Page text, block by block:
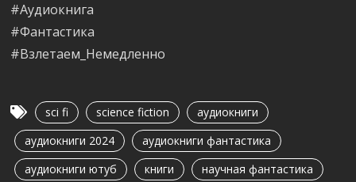
#Аудиокнига
#Фантастика
#Взлетаем_Немедленно
sci fi science fiction
аудиокниги
аудиокниги 2024
аудиокниги фантастика
аудиокниги ютуб
книги
научная фантастика